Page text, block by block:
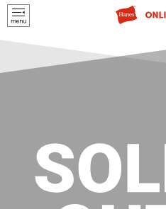
script>
5,500円(税込)以上
のご購入で送料を弊社負担で
お届けいたします
ヘインズ > MEN'S > Tシャツ
Hanes originalsコットンメッ